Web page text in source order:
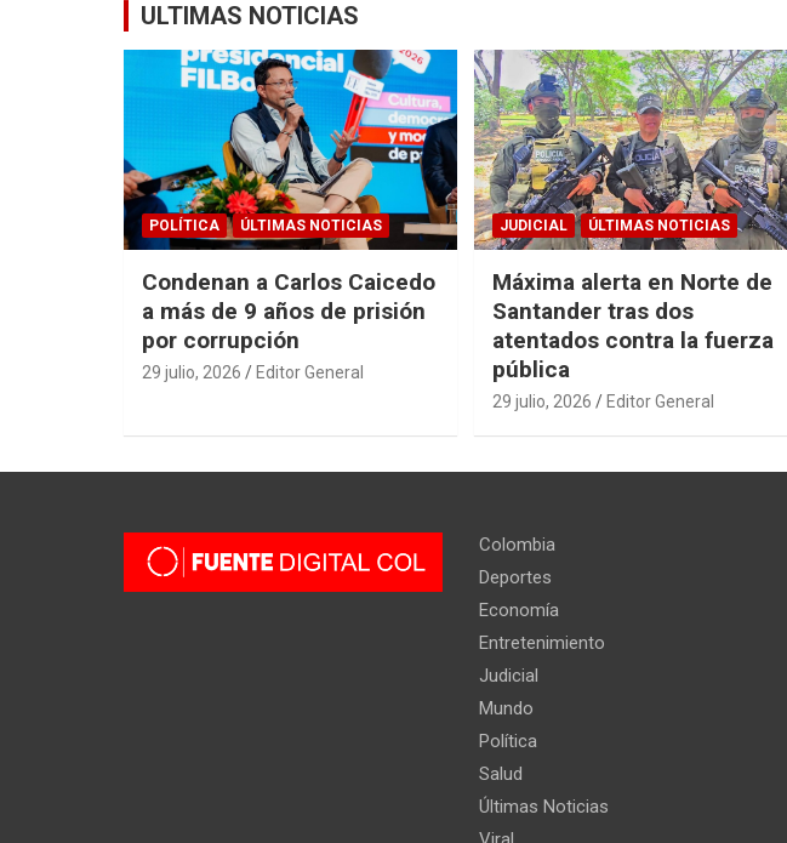
ULTIMAS NOTICIAS
POLÍTICA ÚLTIMAS NOTICIAS
Condenan a Carlos Caicedo
a más de 9 años de prisión
por corrupción
29 julio, 2026 Editor General
JUDICIAL ÚLTIMAS NOTICIAS
Máxima alerta en Norte de
Santander tras dos
atentados contra la fuerza
pública
29 julio, 2026 Editor General
Colombia
Deportes
Economía
Entretenimiento
Judicial
Mundo
Política
Salud
Últimas Noticias